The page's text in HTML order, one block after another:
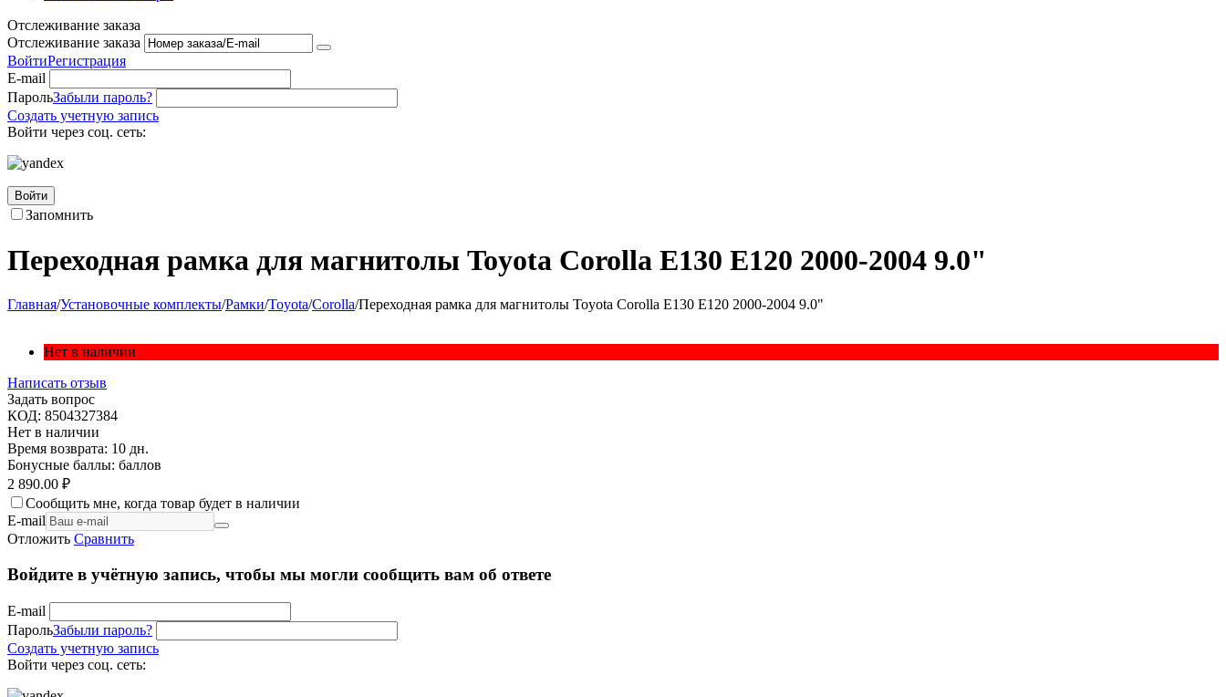
Отслеживание заказа
Отслеживание заказа
ВойтиРегистрация
E-mail
ПарольЗабыли пароль?
Создать учетную запись
Войти через соц. сеть:
Войти
Запомнить
Переходная рамка для магнитолы Toyota Corolla E130 E120 2000-2004 9.0"
Главная/Установочные комплекты/Рамки/Toyota/Corolla/Переходная рамка для магнитолы Toyota Corolla E130 E120 2000-2004 9.0"
Нет в наличии
Написать отзыв
Задать вопрос
КОД: 8504327384
Нет в наличии
Время возврата: 10 дн.
Бонусные баллы: баллов
2 890.00 ₽
Сообщить мне, когда товар будет в наличии
E-mail
Отложить Сравнить
Войдите в учётную запись, чтобы мы могли сообщить вам об ответе
E-mail
ПарольЗабыли пароль?
Создать учетную запись
Войти через соц. сеть: